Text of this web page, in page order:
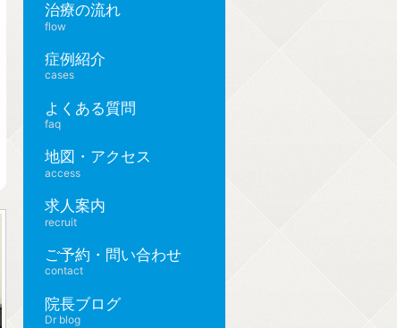
治療の流れ
flow
症例紹介
cases
よくある質問
faq
地図・アクセス
access
求人案内
recruit
ご予約・問い合わせ
contact
院長ブログ
Dr blog